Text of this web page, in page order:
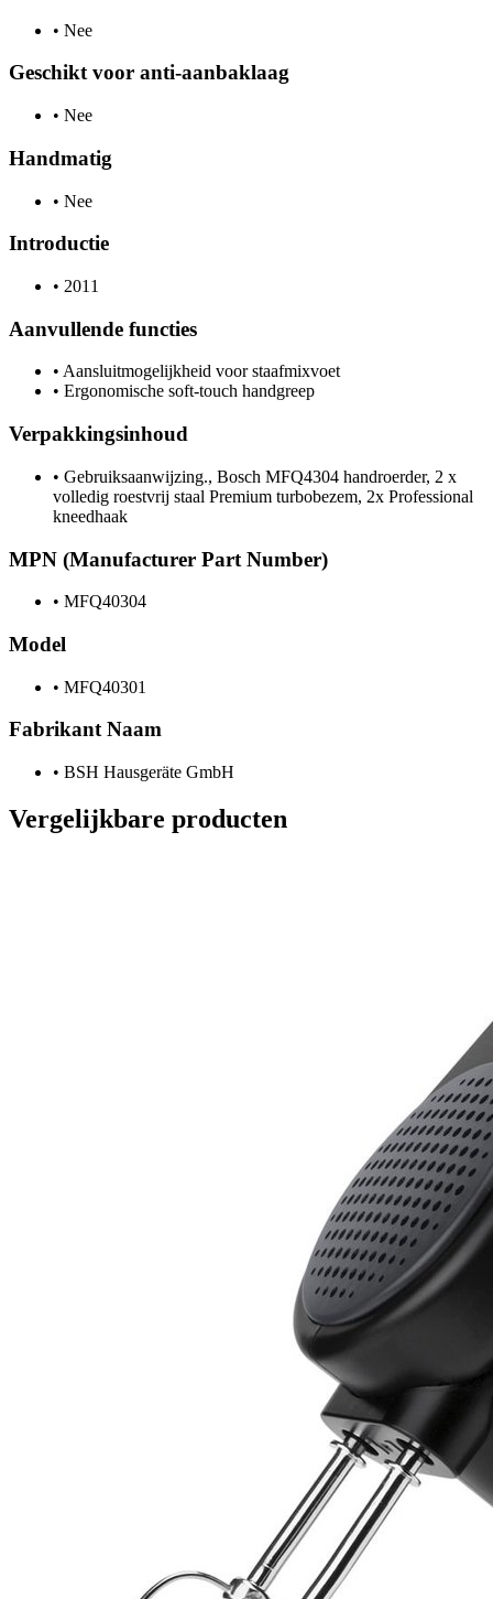
• Nee
Geschikt voor anti-aanbaklaag
• Nee
Handmatig
• Nee
Introductie
• 2011
Aanvullende functies
• Aansluitmogelijkheid voor staafmixvoet
• Ergonomische soft-touch handgreep
Verpakkingsinhoud
• Gebruiksaanwijzing., Bosch MFQ4304 handroerder, 2 x
volledig roestvrij staal Premium turbobezem, 2x Professional
kneedhaak
MPN (Manufacturer Part Number)
• MFQ40304
Model
• MFQ40301
Fabrikant Naam
• BSH Hausgeräte GmbH
Vergelijkbare producten